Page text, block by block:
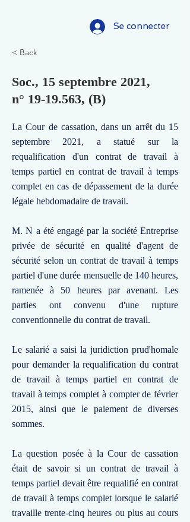
Se connecter
< Back
Soc., 15 septembre 2021,
n° 19-19.563, (B)
La Cour de cassation, dans un arrêt du 15
septembre 2021, a statué sur la
requalification d'un contrat de travail à
temps partiel en contrat de travail à temps
complet en cas de dépassement de la durée
légale hebdomadaire de travail.
M. N a été engagé par la société Entreprise
privée de sécurité en qualité d'agent de
sécurité selon un contrat de travail à temps
partiel d'une durée mensuelle de 140 heures,
ramenée à 50 heures par avenant. Les
parties ont convenu d'une rupture
conventionnelle du contrat de travail.
Le salarié a saisi la juridiction prud'homale
pour demander la requalification du contrat
de travail à temps partiel en contrat de
travail à temps complet à compter de février
2015, ainsi que le paiement de diverses
sommes.
La question posée à la Cour de cassation
était de savoir si un contrat de travail à
temps partiel devait être requalifié en contrat
de travail à temps complet lorsque le salarié
travaille trente-cinq heures ou plus au cours